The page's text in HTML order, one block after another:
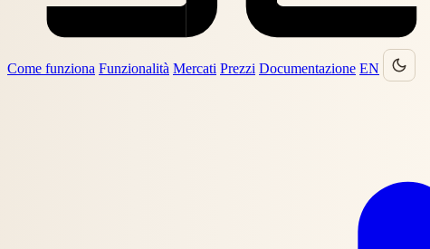
Come funziona Funzionalità Mercati Prezzi Documentazione EN